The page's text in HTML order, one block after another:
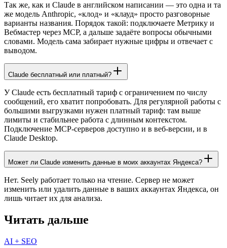
Так же, как и Claude в английском написании — это одна и та
же модель Anthropic, «клод» и «клауд» просто разговорные
варианты названия. Порядок такой: подключаете Метрику и
Вебмастер через MCP, а дальше задаёте вопросы обычными
словами. Модель сама забирает нужные цифры и отвечает с
выводом.
Claude бесплатный или платный?
У Claude есть бесплатный тариф с ограничением по числу
сообщений, его хватит попробовать. Для регулярной работы с
большими выгрузками нужен платный тариф: там выше
лимиты и стабильнее работа с длинным контекстом.
Подключение MCP-серверов доступно и в веб-версии, и в
Claude Desktop.
Может ли Claude изменить данные в моих аккаунтах Яндекса?
Нет. Seely работает только на чтение. Сервер не может
изменить или удалить данные в ваших аккаунтах Яндекса, он
лишь читает их для анализа.
Читать дальше
AI + SEO